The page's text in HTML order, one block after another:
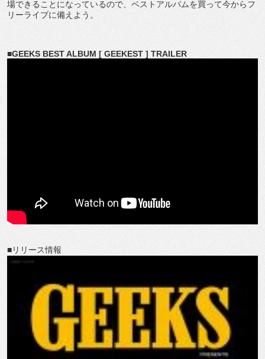
場できることになっているので、ベストアルバムを買って今からフ
リーライブに備えよう。
■GEEKS BEST ALBUM [ GEEKEST ] TRAILER
■リリース情報